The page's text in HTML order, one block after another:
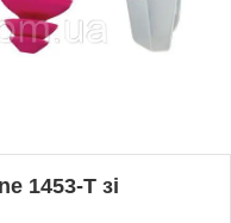
1453-T зі